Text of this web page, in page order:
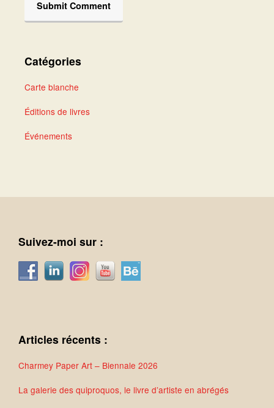
Catégories
Carte blanche
Éditions de livres
Événements
Suivez-moi sur :
Articles récents :
Charmey Paper Art – Biennale 2026
La galerie des quiproquos, le livre d’artiste en abrégés